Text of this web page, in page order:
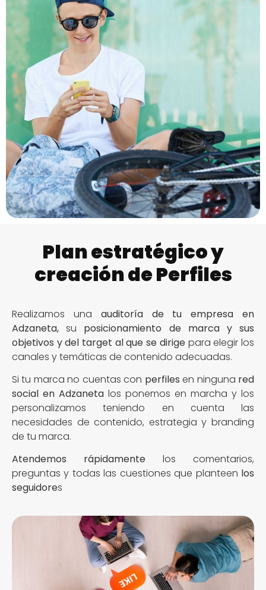
Plan estratégico y
creación de Perfiles
Realizamos una auditoría de tu empresa en
Adzaneta,su posicionamiento de marca y sus
objetivos y del target al que se dirige para elegir los
canales y temáticas de contenido adecuadas.
Si tu marca no cuentas con perfiles en ninguna red
social en Adzaneta los ponemos en marcha y los
personalizamos teniendo en cuenta las
necesidades de contenido, estrategia y branding
de tu marca.
Atendemos rápidamente los comentarios,
preguntas y todas las cuestiones que planteen los
seguidores